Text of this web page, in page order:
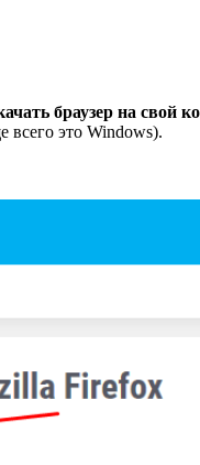
браузер на свой
всего это Windows).